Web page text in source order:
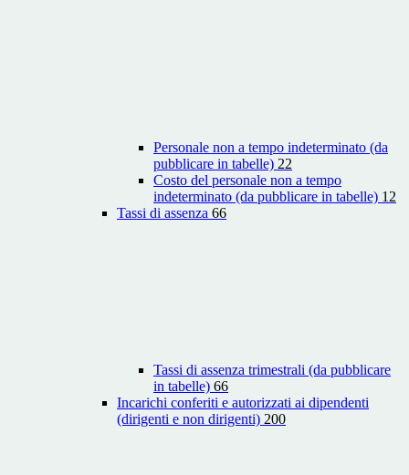
Personale non a tempo indeterminato (da
pubblicare in tabelle) 22
Costo del personale non a tempo
indeterminato (da pubblicare in tabelle) 12
Tassi di assenza 66
Tassi di assenza trimestrali (da pubblicare
in tabelle) 66
Incarichi conferiti e autorizzati ai dipendenti
(dirigenti e non dirigenti) 200